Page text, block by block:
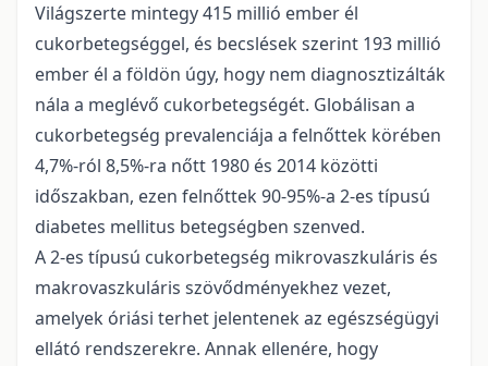
Világszerte mintegy 415 millió ember él
cukorbetegséggel, és becslések szerint 193 millió
ember él a földön úgy, hogy nem diagnosztizálták
nála a meglévő cukorbetegségét. Globálisan a
cukorbetegség prevalenciája a felnőttek körében
4,7%-ról 8,5%-ra nőtt 1980 és 2014 közötti
időszakban, ezen felnőttek 90-95%-a 2-es típusú
diabetes mellitus betegségben szenved.
A 2-es típusú cukorbetegség mikrovaszkuláris és
makrovaszkuláris szövődményekhez vezet,
amelyek óriási terhet jelentenek az egészségügyi
ellátó rendszerekre. Annak ellenére, hogy